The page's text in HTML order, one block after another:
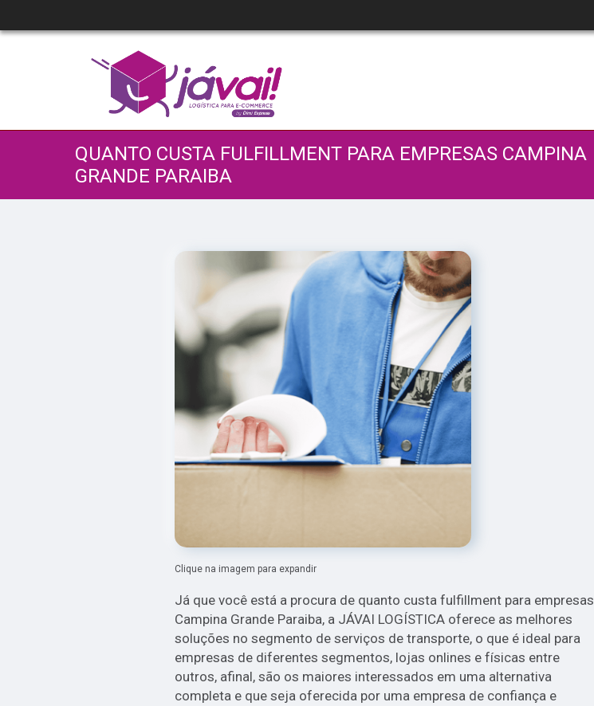
QUANTO CUSTA FULFILLMENT PARA EMPRESAS CAMPINA
GRANDE PARAIBA
Clique na imagem para expandir
Já que você está a procura de quanto custa fulfillment para empresas
Campina Grande Paraiba, a JÁVAI LOGÍSTICA oferece as melhores
soluções no segmento de serviços de transporte, o que é ideal para
empresas de diferentes segmentos, lojas onlines e físicas entre
outros, afinal, são os maiores interessados em uma alternativa
completa e que seja oferecida por uma empresa de confiança e